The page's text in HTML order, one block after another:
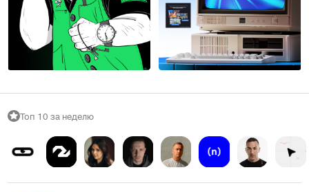
Алена Хлебнова 10 10
Топ 10 за неделю